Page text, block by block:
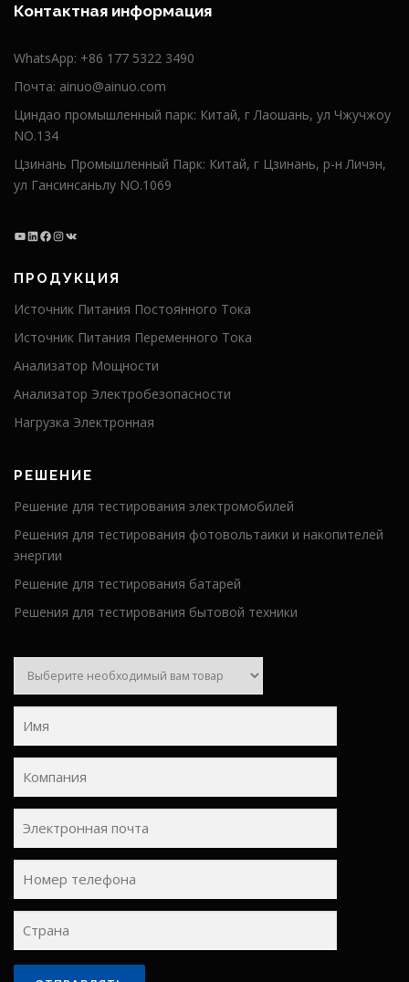
Контактная информация
WhatsApp: +86 177 5322 3490
Почта: ainuo@ainuo.com
Циндао промышленный парк: Китай, г Лаошань, ул Чжучжоу
NO.134
Цзинань Промышленный Парк: Китай, г Цзинань, р-н Личэн,
ул Гансинсаньлу NO.1069
ПРОДУКЦИЯ
Источник Питания Постоянного Тока
Источник Питания Переменного Тока
Анализатор Мощности
Анализатор Электробезопасности
Нагрузка Электронная
РЕШЕНИЕ
Решение для тестирования электромобилей
Решения для тестирования фотовольтаики и накопителей
энергии
Решение для тестирования батарей
Решения для тестирования бытовой техники